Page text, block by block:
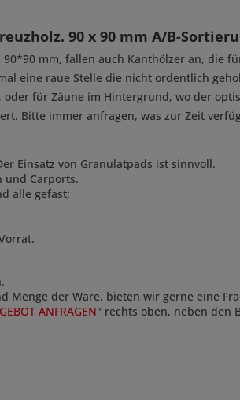
90 x 90 mm A/B-
mm, fallen auch Kanthölzer an, die
eine raue Stelle die nicht ordentlich
für Zäune im Hintergrund, wo der
Bitte immer anfragen, was zur Zeit
Einsatz von Granulatpads ist sinnvoll.
und Carports.
alle gefast;
Menge der Ware, bieten wir gerne eine
ANFRAGEN" rechts oben, neben den